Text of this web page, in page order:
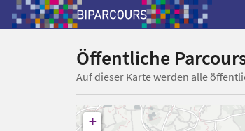
Öffentliche
Auf dieser Karte werden alle
+